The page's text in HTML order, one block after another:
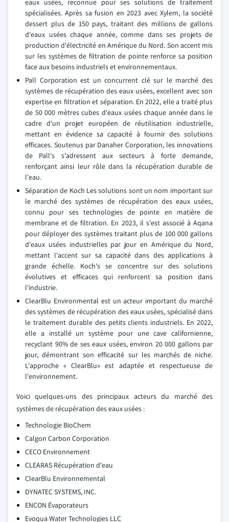
eaux usées, reconnue pour ses solutions de traitement
spécialisées. Après sa fusion en 2023 avec Xylem, la société
dessert plus de 150 pays, traitant des millions de gallons
d'eaux usées chaque année, comme dans ses projets de
production d'électricité en Amérique du Nord. Son accent mis
sur les systèmes de filtration de pointe renforce sa position
face aux besoins industriels et environnementaux.
Pall Corporation est un concurrent clé sur le marché des
systèmes de récupération des eaux usées, excellent avec son
expertise en filtration et séparation. En 2022, elle a traité plus
de 50 000 mètres cubes d'eaux usées chaque année dans le
cadre d'un projet européen de réutilisation industrielle,
mettant en évidence sa capacité à fournir des solutions
efficaces. Soutenus par Danaher Corporation, les innovations
de Pall's s'adressent aux secteurs à forte demande,
renforçant ainsi leur rôle dans la récupération durable de
l'eau.
Séparation de Koch Les solutions sont un nom important sur
le marché des systèmes de récupération des eaux usées,
connu pour ses technologies de pointe en matière de
membrane et de filtration. En 2023, il s'est associé à Aqana
pour déployer des systèmes traitant plus de 100 000 gallons
d'eaux usées industrielles par jour en Amérique du Nord,
mettant l'accent sur sa capacité dans des applications à
grande échelle. Koch's se concentre sur des solutions
évolutives et efficaces qui renforcent sa position dans
l'industrie.
ClearBlu Environmental est un acteur important du marché
des systèmes de récupération des eaux usées, spécialisé dans
le traitement durable des petits clients industriels. En 2022,
elle a installé un système pour une cave californienne,
recyclant 90% de ses eaux usées, environ 20 000 gallons par
jour, démontrant son efficacité sur les marchés de niche.
L'approche « ClearBlu» est adaptée et respectueuse de
l'environnement.
Voici quelques-uns des principaux acteurs du marché des
systèmes de récupération des eaux usées :
Technologie BioChem
Calgon Carbon Corporation
CECO Environnement
CLEARAS Récupération d'eau
ClearBlu Environnemental
DYNATEC SYSTEMS, INC.
ENCON Évaporateurs
Evoqua Water Technologies LLC